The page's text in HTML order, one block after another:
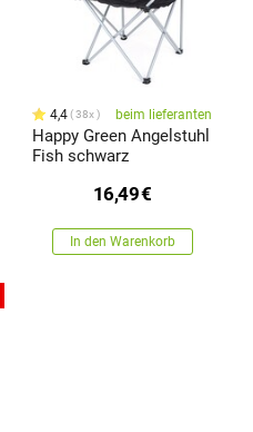
4,4 38x beim lieferanten
Happy Green Angelstuhl
Fish schwarz
16,49€
In den Warenkorb